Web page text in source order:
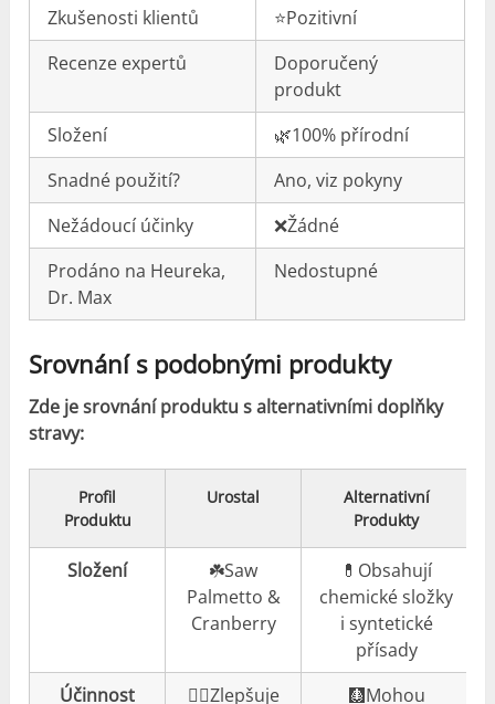
Zkušenosti klientů
⭐️Pozitivní
Recenze expertů
Doporučený
produkt
Složení
🌿100% přírodní
Snadné použití?
Ano, viz pokyny
Nežádoucí účinky
❌Žádné
Prodáno na Heureka,
Dr. Max
Nedostupné
Srovnání s podobnými produkty
Zde je srovnání produktu s alternativními doplňky
stravy:
Profil
Produktu
Urostal
Alternativní
Produkty
Složení
☘️Saw
Palmetto &
Cranberry
💊Obsahují
chemické složky
i syntetické
přísady
Účinnost
👍🏼Zlepšuje 🩻Mohou